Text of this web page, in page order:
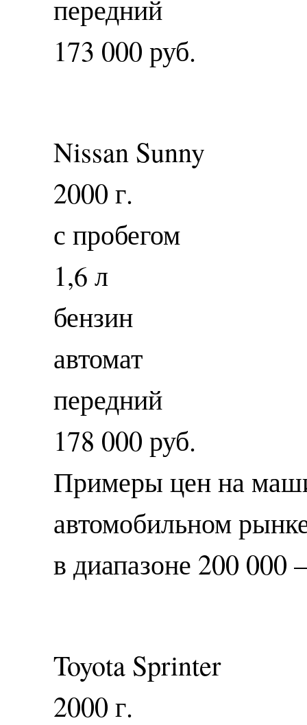
передний
173 000 руб.
Nissan Sunny
2000 г.
с пробегом
1,6 л
бензин
автомат
передний
178 000 руб.
Примеры цен на
автомобильном
в диапазоне 200
Toyota Sprinter
2000 г.